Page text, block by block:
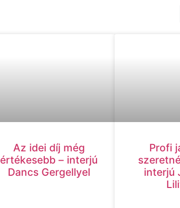
Az idei díj még
értékesebb – interjú
Dancs Gergellyel
Profi
interjú